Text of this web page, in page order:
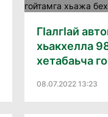
ГIалгIай
хьакхелла
хетабаьча
08.07.2022 13:23